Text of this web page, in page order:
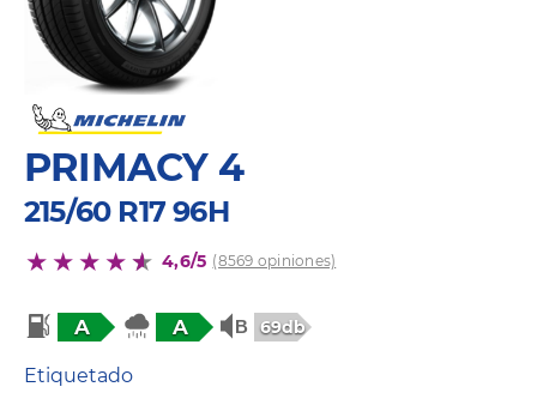
PRIMACY 4
215/60 R17 96H
4,6/5 (8569 opiniones)
A A 69db
Etiquetado